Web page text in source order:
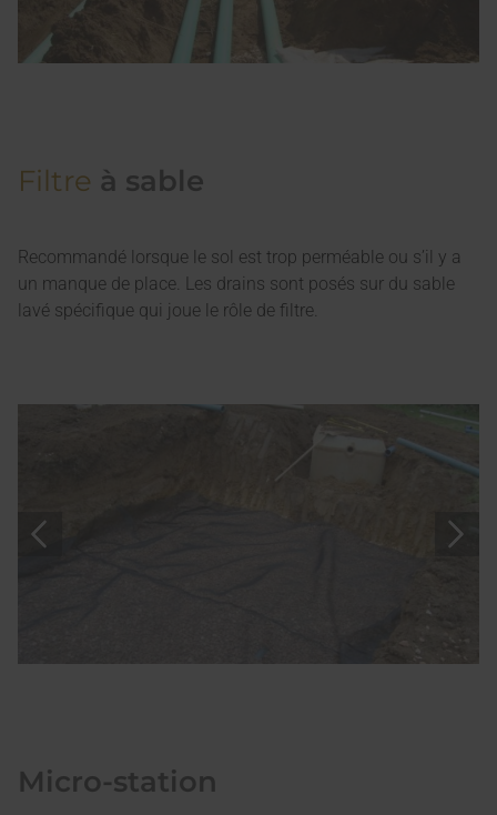
Filtre à sable
Recommandé lorsque le sol est trop perméable ou s’il y a
un manque de place. Les drains sont posés sur du sable
lavé spécifique qui joue le rôle de filtre.
Micro-station